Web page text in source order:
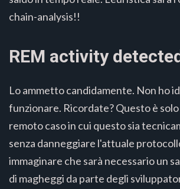
chain-analysis!!
REM activity
Lo ammetto candidamente. Non ho
funzionare. Ricordate? Questo è
remoto caso in cui questo sia
senza danneggiare l'attuale
immaginare che sarà necessario un
di magheggi da parte degli